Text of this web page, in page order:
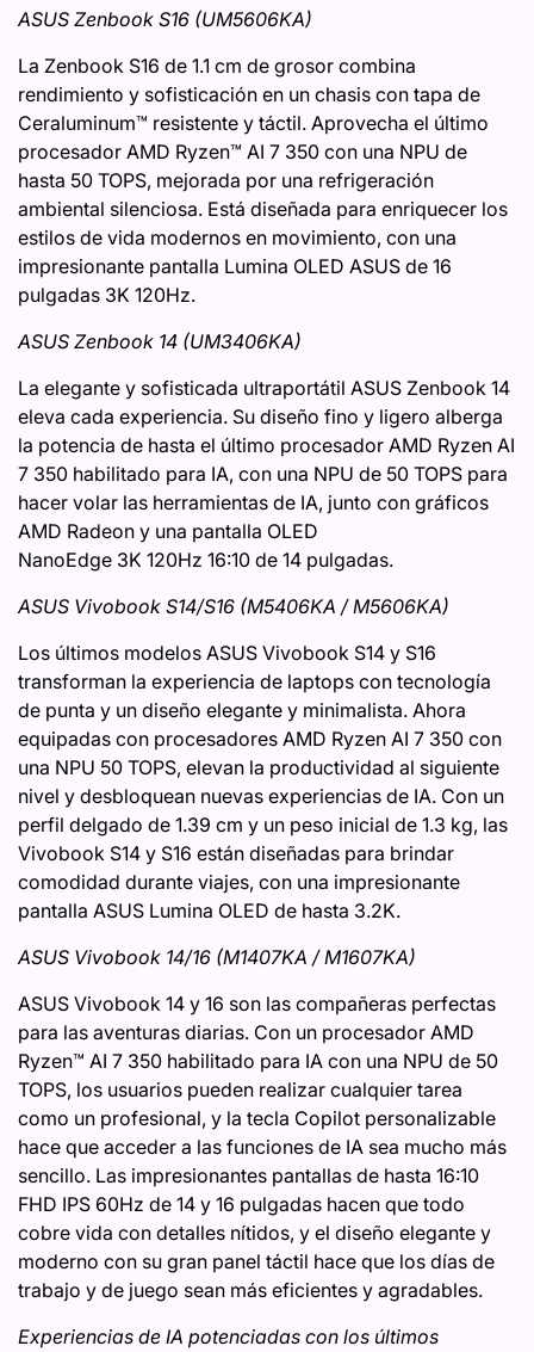
ASUS Zenbook S16 (UM5606KA)
La Zenbook S16 de 1.1 cm de grosor combina
rendimiento y sofisticación en un chasis con tapa de
Ceraluminum™ resistente y táctil. Aprovecha el último
procesador AMD Ryzen™ AI 7 350 con una NPU de
hasta 50 TOPS, mejorada por una refrigeración
ambiental silenciosa. Está diseñada para enriquecer los
estilos de vida modernos en movimiento, con una
impresionante pantalla Lumina OLED ASUS de 16
pulgadas 3K 120Hz.
ASUS Zenbook 14 (UM3406KA)
La elegante y sofisticada ultraportátil ASUS Zenbook 14
eleva cada experiencia. Su diseño fino y ligero alberga
la potencia de hasta el último procesador AMD Ryzen AI
7 350 habilitado para IA, con una NPU de 50 TOPS para
hacer volar las herramientas de IA, junto con gráficos
AMD Radeon y una pantalla OLED
NanoEdge 3K 120Hz 16:10 de 14 pulgadas.
ASUS Vivobook S14/S16 (M5406KA / M5606KA)
Los últimos modelos ASUS Vivobook S14 y S16
transforman la experiencia de laptops con tecnología
de punta y un diseño elegante y minimalista. Ahora
equipadas con procesadores AMD Ryzen AI 7 350 con
una NPU 50 TOPS, elevan la productividad al siguiente
nivel y desbloquean nuevas experiencias de IA. Con un
perfil delgado de 1.39 cm y un peso inicial de 1.3 kg, las
Vivobook S14 y S16 están diseñadas para brindar
comodidad durante viajes, con una impresionante
pantalla ASUS Lumina OLED de hasta 3.2K.
ASUS Vivobook 14/16 (M1407KA / M1607KA)
ASUS Vivobook 14 y 16 son las compañeras perfectas
para las aventuras diarias. Con un procesador AMD
Ryzen™ AI 7 350 habilitado para IA con una NPU de 50
TOPS, los usuarios pueden realizar cualquier tarea
como un profesional, y la tecla Copilot personalizable
hace que acceder a las funciones de IA sea mucho más
sencillo. Las impresionantes pantallas de hasta 16:10
FHD IPS 60Hz de 14 y 16 pulgadas hacen que todo
cobre vida con detalles nítidos, y el diseño elegante y
moderno con su gran panel táctil hace que los días de
trabajo y de juego sean más eficientes y agradables.
Experiencias de IA potenciadas con los últimos